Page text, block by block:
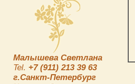
Малышева Светлана
Tel. +7 (911) 213 39 63
г.Санкт-Петербург